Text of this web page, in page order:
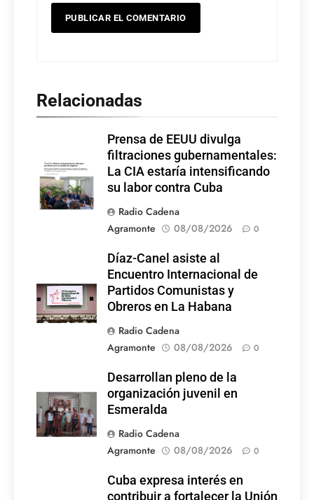
Relacionadas
Prensa de EEUU divulga
filtraciones gubernamentales:
La CIA estaría intensificando
su labor contra Cuba
Radio Cadena
Agramonte
08/08/2026 0
Díaz-Canel asiste al
Encuentro Internacional de
Partidos Comunistas y
Obreros en La Habana
Radio Cadena
Agramonte
08/08/2026 0
Desarrollan pleno de la
organización juvenil en
Esmeralda
Radio Cadena
Agramonte
08/08/2026 0
Cuba expresa interés en
contribuir a fortalecer la Unión